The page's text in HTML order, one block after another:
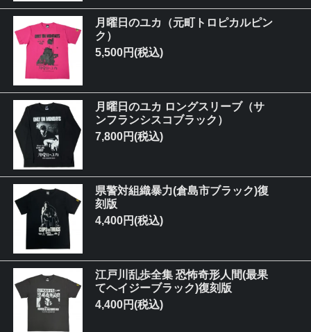
月曜日のユカ（元町トロピカルピン
ク）
5,500円(税込)
月曜日のユカ ロングスリーブ（サ
ンフランシスコブラック）
7,800円(税込)
県警対組織暴力(倉島市ブラック)復
刻版
4,400円(税込)
江戸川乱歩全集 恐怖奇形人間(最果
てヘイジーブラック)復刻版
4,400円(税込)